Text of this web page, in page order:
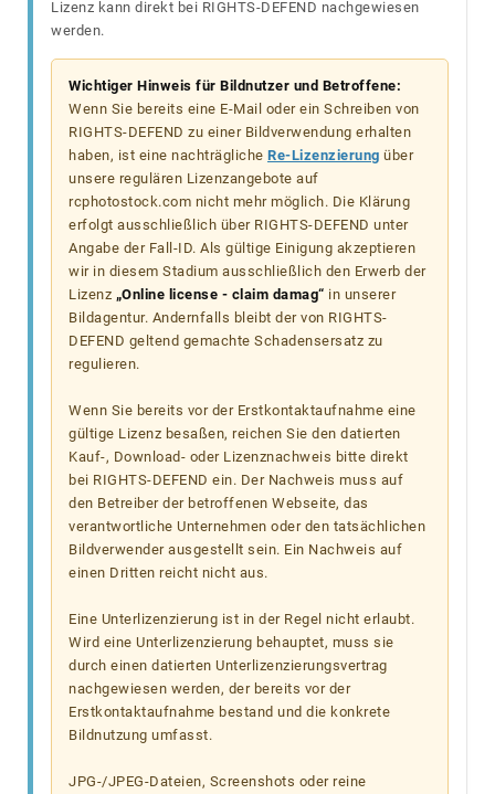
Lizenz kann direkt bei RIGHTS-DEFEND nachgewiesen
werden.
Wichtiger Hinweis für Bildnutzer und Betroffene:
Wenn Sie bereits eine E-Mail oder ein Schreiben von
RIGHTS-DEFEND zu einer Bildverwendung erhalten
haben, ist eine nachträgliche Re-Lizenzierung über
unsere regulären Lizenzangebote auf
rcphotostock.com nicht mehr möglich. Die Klärung
erfolgt ausschließlich über RIGHTS-DEFEND unter
Angabe der Fall-ID. Als gültige Einigung akzeptieren
wir in diesem Stadium ausschließlich den Erwerb der
Lizenz „Online license - claim damag“ in unserer
Bildagentur. Andernfalls bleibt der von RIGHTS-
DEFEND geltend gemachte Schadensersatz zu
regulieren.
Wenn Sie bereits vor der Erstkontaktaufnahme eine
gültige Lizenz besaßen, reichen Sie den datierten
Kauf-, Download- oder Lizenznachweis bitte direkt
bei RIGHTS-DEFEND ein. Der Nachweis muss auf
den Betreiber der betroffenen Webseite, das
verantwortliche Unternehmen oder den tatsächlichen
Bildverwender ausgestellt sein. Ein Nachweis auf
einen Dritten reicht nicht aus.
Eine Unterlizenzierung ist in der Regel nicht erlaubt.
Wird eine Unterlizenzierung behauptet, muss sie
durch einen datierten Unterlizenzierungsvertrag
nachgewiesen werden, der bereits vor der
Erstkontaktaufnahme bestand und die konkrete
Bildnutzung umfasst.
JPG-/JPEG-Dateien, Screenshots oder reine